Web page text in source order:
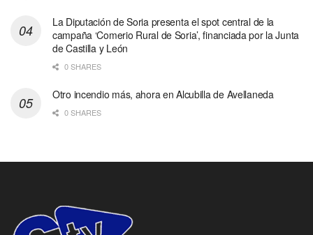
La Diputación de Soria presenta el spot central de la
campaña ‘Comerio Rural de Soria’, financiada por la Junta
de Castilla y León
0 SHARES
Otro incendio más, ahora en Alcubilla de Avellaneda
0 SHARES